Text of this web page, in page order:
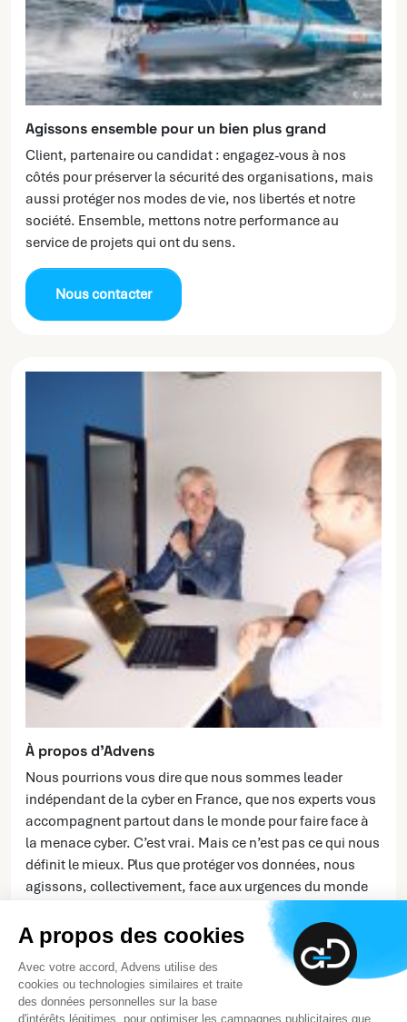
A propos des cookies
Avec votre accord, Advens utilise des
cookies ou technologies similaires et traite
des données personnelles sur la base
d'intérêts légitimes, pour optimiser les campagnes publicitaires que
Agissons ensemble pour un bien plus grand
Client, partenaire ou candidat : engagez-vous à nos
côtés pour préserver la sécurité des organisations, mais
aussi protéger nos modes de vie, nos libertés et notre
société. Ensemble, mettons notre performance au
service de projets qui ont du sens.
Nous contacter
À propos d’Advens
Nous pourrions vous dire que nous sommes leader
indépendant de la cyber en France, que nos experts vous
accompagnent partout dans le monde pour faire face à
la menace cyber. C’est vrai. Mais ce n’est pas ce qui nous
définit le mieux. Plus que protéger vos données, nous
agissons, collectivement, face aux urgences du monde
En savoir plus